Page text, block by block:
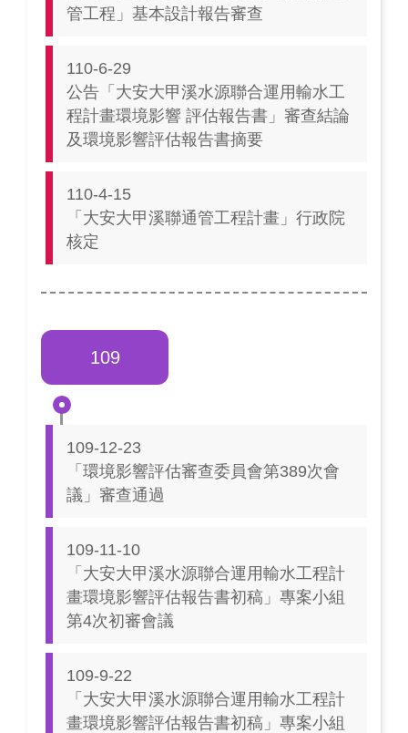
管工程」基本設計報告審查
110-6-29
公告「大安大甲溪水源聯合運用輸水工
程計畫環境影響 評估報告書」審查結論
及環境影響評估報告書摘要
110-4-15
「大安大甲溪聯通管工程計畫」行政院
核定
109
109-12-23
「環境影響評估審查委員會第389次會
議」審查通過
109-11-10
「大安大甲溪水源聯合運用輸水工程計
畫環境影響評估報告書初稿」專案小組
第4次初審會議
109-9-22
「大安大甲溪水源聯合運用輸水工程計
畫環境影響評估報告書初稿」專案小組